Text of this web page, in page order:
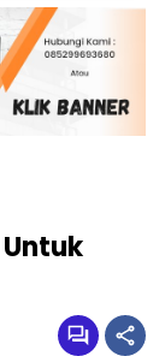
Untuk